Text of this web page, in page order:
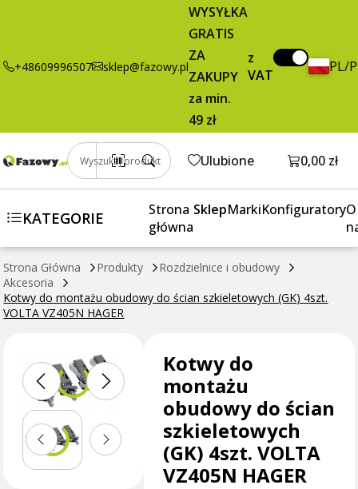
+48609996507 sklep@fazowy.pl
WYSYŁKA
GRATIS
ZA
ZAKUPY
za min.
49 zł
z
VAT
PL/
Wyszukaj produkt Ulubione Otwórz
0,00 zł
KATEGORIE
Strona
główna
SklepMarkiKonfiguratoryO
Strona Główna Produkty
Rozdzielnice i obudowy
Akcesoria
Kotwy do montażu obudowy do ścian szkieletowych (GK) 4szt.
VOLTA VZ405N HAGER
szkieletowych
HAGER
45,00 zł
brutto / szt. Dodaj do koszyka
Kotwy do
montażu
obudowy do ścian
szkieletowych
(GK) 4szt. VOLTA
VZ405N HAGER